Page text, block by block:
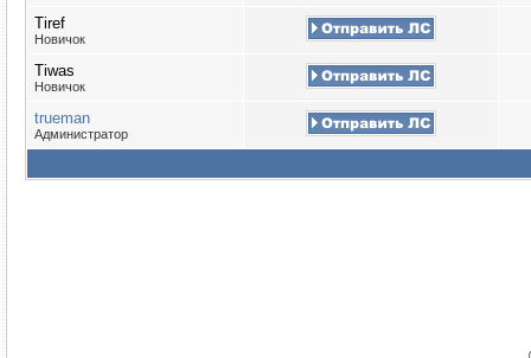
Tiref
Новичок
Tiwas
Новичок
trueman
Администратор